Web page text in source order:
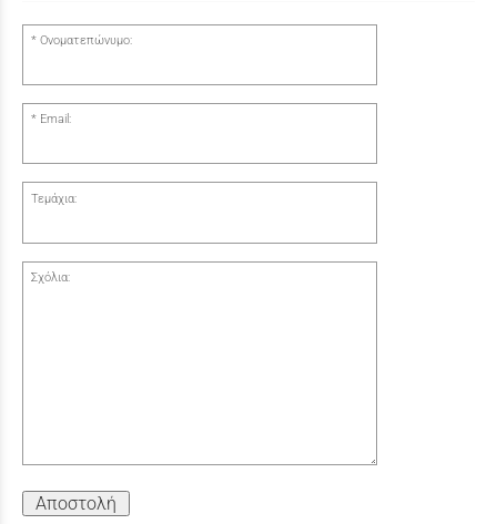
Ονοματεπώνυμο:
Email:
Τεμάχια:
Σχόλια:
Αποστολή